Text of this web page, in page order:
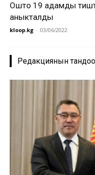
Ошто 19 адамды
аныкталды
kloop.kg - 03/06/2022
Редакциянын